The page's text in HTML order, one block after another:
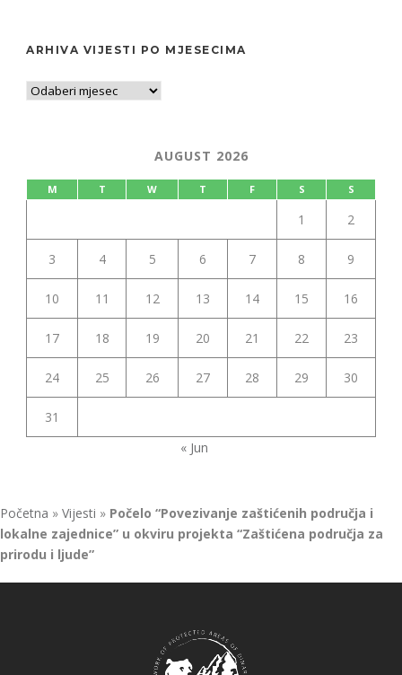
ARHIVA VIJESTI PO MJESECIMA
AUGUST 2026
M T W T F S S
1 2
3 4 5 6 7 8 9
10 11 12 13 14 15 16
17 18 19 20 21 22 23
24 25 26 27 28 29 30
31
« Jun
Početna » Vijesti » Počelo “Povezivanje zaštićenih područja i
lokalne zajednice” u okviru projekta “Zaštićena područja za
prirodu i ljude”